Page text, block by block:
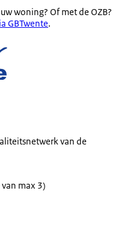
woning? Of met de OZB?
GBTwente.
van de
max 3)